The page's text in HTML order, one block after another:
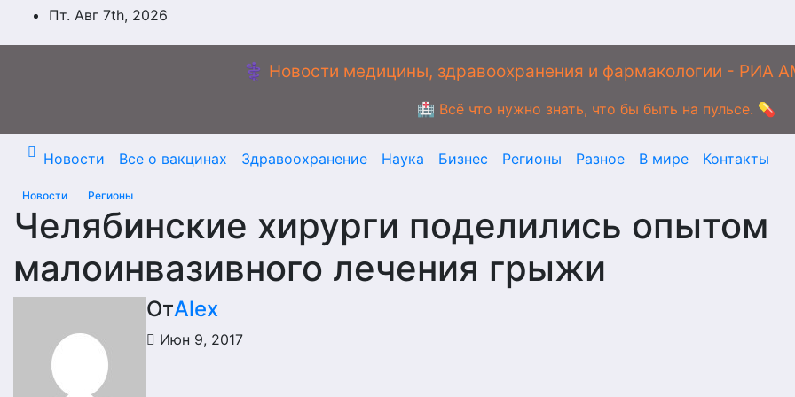
ПерейтиПт. Авг 7th, 2026
⚕️ Новости медицины, здравоохранения и фармакологии -
🏥 Всё что нужно знать, что бы быть на пульсе. 💊
Новости Все о вакцинах Здравоохранение Наука Бизнес Регионы Разное В мире Контакты
Новости Регионы
Челябинские хирурги поделились опытом
малоинвазивного лечения грыжи
ОтAlex
Июн 9, 2017